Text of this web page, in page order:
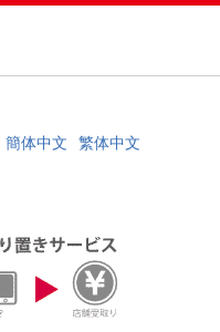
簡体中文 繁体中文